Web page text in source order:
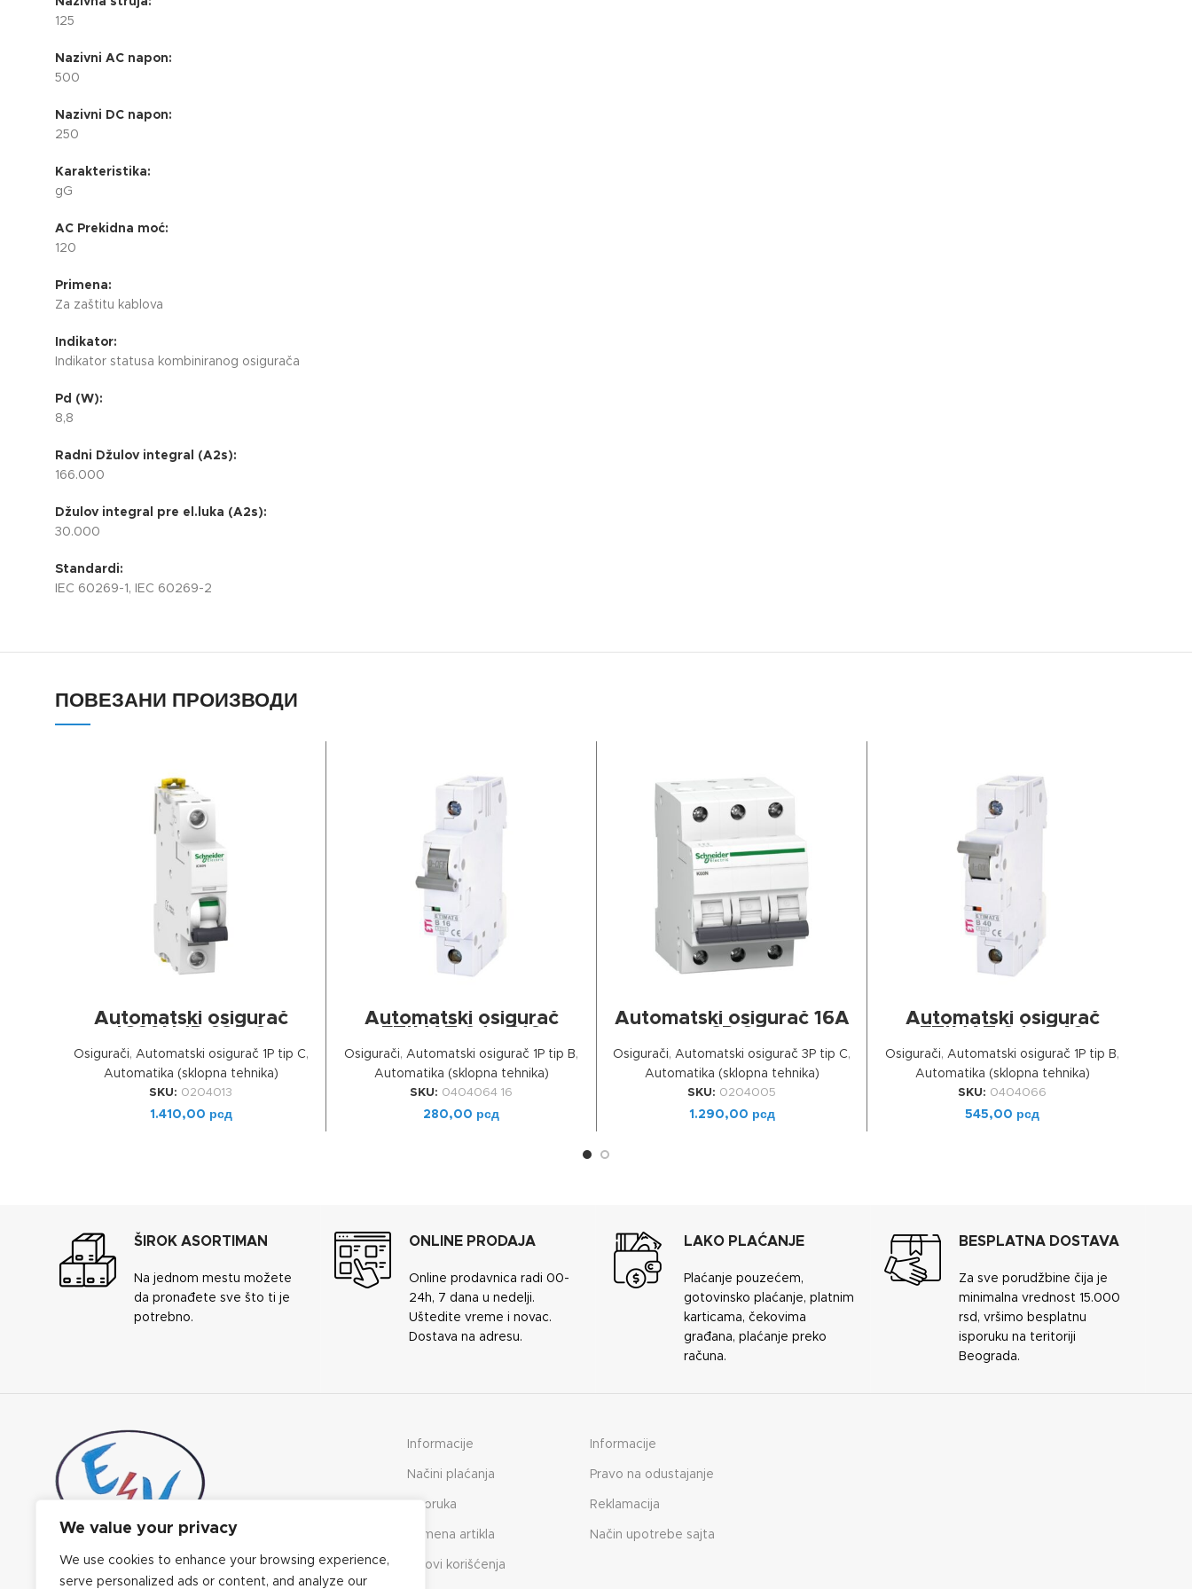
We value your privacy
We use cookies to enhance your browsing experience,
serve personalized ads or content, and analyze our
125
Nazivni AC napon:
500
Nazivni DC napon:
250
Karakteristika:
gG
AC Prekidna moć:
120
Primena:
Za zaštitu kablova
Indikator:
Indikator statusa kombiniranog osigurača
Pd (W):
8,8
Radni Džulov integral (A2s):
166.000
Džulov integral pre el.luka (A2s):
30.000
Standardi:
IEC 60269-1, IEC 60269-2
ПОВЕЗАНИ ПРОИЗВОДИ
ДОДАЈ У КОРПУ
Automatski osigurač
Osigurači, Automatski osigurač 1P tip C,
Automatika (sklopna tehnika)
SKU: 0204013
1.410,00 рсд
ДОДАЈ У КОРПУ
Automatski osigurač
Osigurači, Automatski osigurač 1P tip B,
Automatika (sklopna tehnika)
SKU: 0404064 16
280,00 рсд
ДОДАЈ У КОРПУ
Automatski osigurač 16A
Osigurači, Automatski osigurač 3P tip C,
Automatika (sklopna tehnika)
SKU: 0204005
1.290,00 рсд
ДОДАЈ У КОРПУ
Automatski osigurač
Osigurači, Automatski osigurač 1P tip B,
Automatika (sklopna tehnika)
SKU: 0404066
545,00 рсд
ŠIROK ASORTIMAN
Na jednom mestu možete
da pronađete sve što ti je
potrebno.
ONLINE PRODAJA
Online prodavnica radi 00-
24h, 7 dana u nedelji.
Uštedite vreme i novac.
Dostava na adresu.
LAKO PLAĆANJE
Plaćanje pouzećem,
gotovinsko plaćanje, platnim
karticama, čekovima
građana, plaćanje preko
računa.
BESPLATNA DOSTAVA
Za sve porudžbine čija je
minimalna vrednost 15.000
rsd, vršimo besplatnu
isporuku na teritoriji
Beograda.
Elektro Vrbnik, počelo je sa radom 1997.
godine u Otvorenom tržnom centru u Novom
Informacije
Načini plaćanja
Isporuka
Zamena artikla
Uslovi korišćenja
Informacije
Pravo na odustajanje
Reklamacija
Način upotrebe sajta